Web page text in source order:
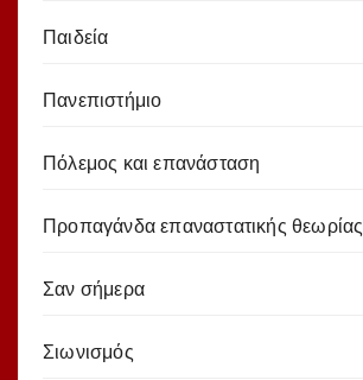
Παιδεία
Πανεπιστήμιο
Πόλεμος και επανάσταση
Προπαγάνδα επαναστατικής θεωρίας
Σαν σήμερα
Σιωνισμός